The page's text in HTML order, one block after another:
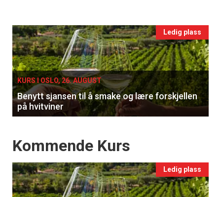
Events
single
Ledig plass
KURS I OSLO, 26. AUGUST
Benytt sjansen til å smake og lære forskjellen
på hvitviner
Events
Kommende Kurs
Ledig plass